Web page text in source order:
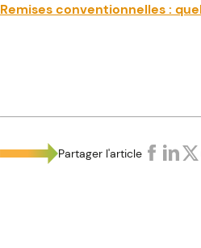
Remises conventionnelles :
Partager l'article